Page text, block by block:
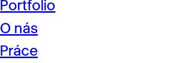
Portfolio
O nás
Práce